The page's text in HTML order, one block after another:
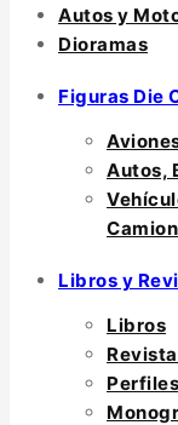
Autos y
Dioramas
Figuras Die
Autos,
Libros y
Libros